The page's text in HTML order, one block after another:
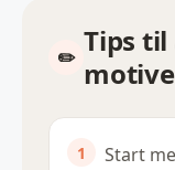
Tips
Start